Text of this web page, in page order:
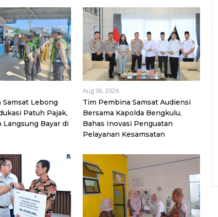
Lebong
Patuh Pajak,
Langsung Bayar di
Aug 06, 2026
Tim Pembina Samsat Audiensi
Bersama Kapolda Bengkulu,
Bahas Inovasi Penguatan
Pelayanan Kesamsatan